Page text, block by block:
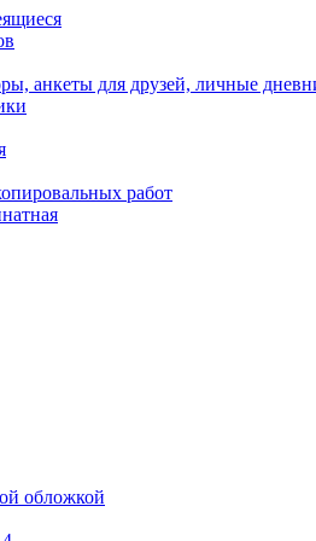
анкеты для друзей, личные
работ
обложкой